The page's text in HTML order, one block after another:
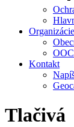
Organizácie
Kontakt
Tlačivá